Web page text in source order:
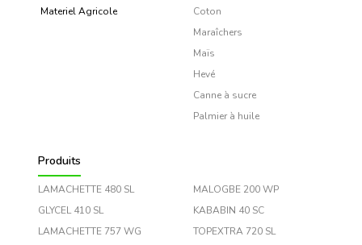
Materiel Agricole
Coton
Maraîchers
Maïs
Hevé
Canne à sucre
Palmier à huile
Produits
LAMACHETTE 480 SL
GLYCEL 410 SL
LAMACHETTE 757 WG
MALOGBE 200 WP
KABABIN 40 SC
TOPEXTRA 720 SL